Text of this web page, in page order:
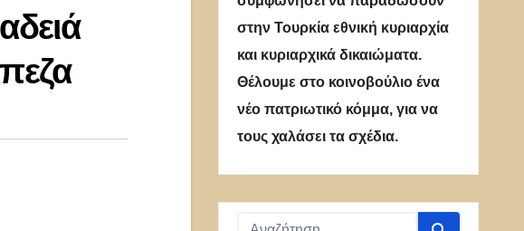
στην Τουρκία εθνική κυριαρχία
και κυριαρχικά δικαιώματα.
Θέλουμε στο κοινοβούλιο ένα
νέο πατριωτικό κόμμα, για να
τους χαλάσει τα σχέδια.